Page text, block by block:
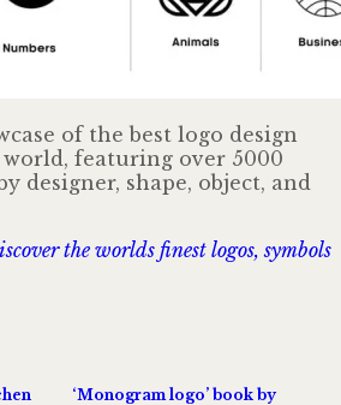
of the best logo design
featuring over 5000
designer, shape, object, and
the worlds finest logos, symbols
‘Monogram logo’ book by